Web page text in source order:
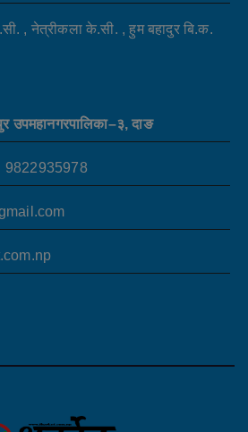
, नेत्रीकला के.सी. , हुम बहादुर बि.क.
उपमहानगरपालिका–३, दाङ
9822935978